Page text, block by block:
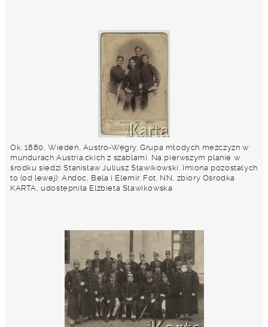
Ok. 1880, Wiedeń, Austro-Węgry. Grupa młodych mężczyzn w
mundurach Austria.ckich z szablami. Na pierwszym planie w
środku siedzi Stanisław Juliusz Sławikowski. Imiona pozostałych
to (od lewej): Andoc, Bela i Elemir. Fot. NN, zbiory Ośrodka
KARTA, udostępniła Elżbieta Sławikowska